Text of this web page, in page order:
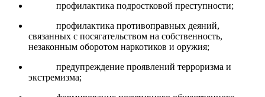
профилактика подростковой преступности;
профилактика противоправных деяний,
связанных с посягательством на собственность,
незаконным оборотом наркотиков и оружия;
предупреждение проявлений терроризма и
экстремизма;